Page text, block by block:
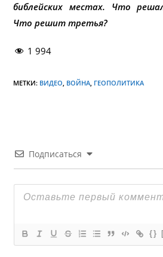
библейских местах. Что
Что решит третья?
1 994
МЕТКИ: ВИДЕО, ВОЙНА, ГЕОПОЛИТИКА
Подписаться
{}